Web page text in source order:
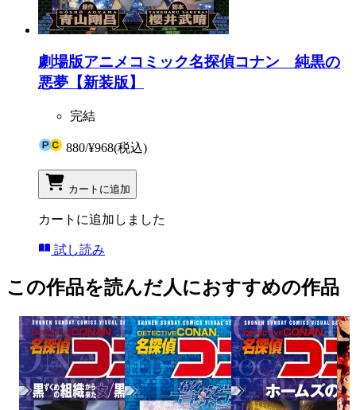
劇場版アニメコミック名探偵コナン 純黒の
悪夢【新装版】
完結
880/¥968(税込)
カートに追加
カートに追加しました
試し読み
この作品を読んだ人におすすめの作品